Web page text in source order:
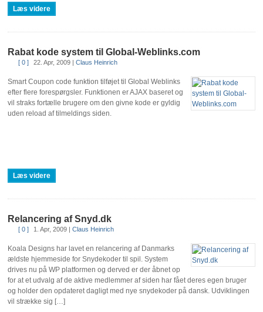
Læs videre
Rabat kode system til Global-Weblinks.com
[ 0 ] 22. Apr, 2009 |Claus Heinrich
Smart Coupon code funktion tilføjet til Global Weblinks
efter flere forespørgsler. Funktionen er AJAX baseret og
vil straks fortælle brugere om den givne kode er gyldig
uden reload af tilmeldings siden.
Læs videre
Relancering af Snyd.dk
[ 0 ] 1. Apr, 2009 |Claus Heinrich
Koala Designs har lavet en relancering af Danmarks
ældste hjemmeside for Snydekoder til spil. System
drives nu på WP platformen og derved er der åbnet op
for at et udvalg af de aktive medlemmer af siden har fået deres egen bruger
og holder den opdateret dagligt med nye snydekoder på dansk. Udviklingen
vil strække sig […]